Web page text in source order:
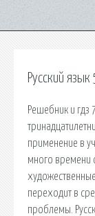
Русский
Решебник и гдз
применение в
много времени
переходит в
проблемы.